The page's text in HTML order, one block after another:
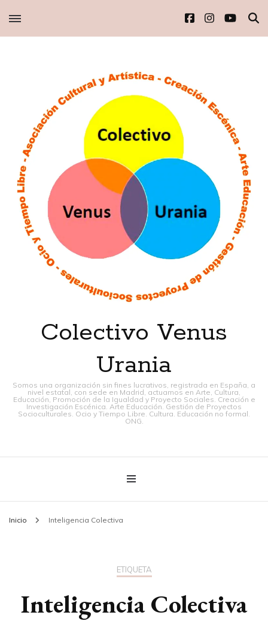
Colectivo Venus
Urania
Somos una organización sin fines lucrativos, registrada en España, a
nivel estatal, con sede en Madrid, actuamos en Arte, Cultura,
Educación, Promoción de la Igualdad y Proyecto Sociales. Creación e
Investigación Escénica. Arte Educación. Gestión de Proyectos
Socioculturales. Ocio y Tiempo Libre. Cultura. Educación no formal.
ONG.
Inicio Inteligencia Colectiva
ETIQUETA
Inteligencia Colectiva